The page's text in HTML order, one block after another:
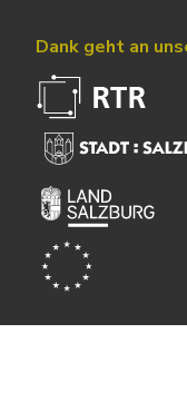
Dank geht an